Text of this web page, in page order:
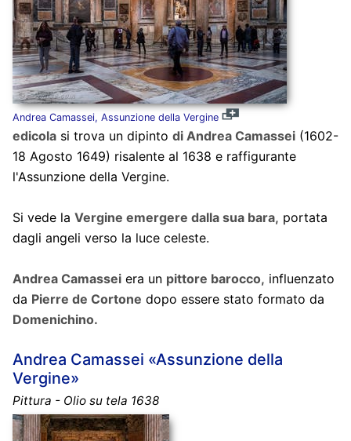
Andrea Camassei, Assunzione della Vergine
edicolasi trova un dipinto di Andrea Camassei(1602-
18 Agosto 1649) risalente al 1638 e raffigurante
l'Assunzione della Vergine.
Si vede la Vergine emergere dalla sua bara, portata
dagli angeli verso la luce celeste.
Andrea Camasseiera un pittore barocco, influenzato
da Pierre de Cortone dopo essere stato formato da
Domenichino.
Andrea Camassei «Assunzione della
Vergine»
Pittura - Olio su tela 1638